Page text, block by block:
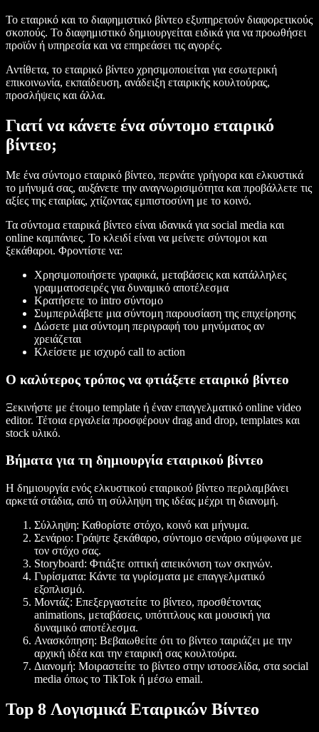
Το εταιρικό και το διαφημιστικό βίντεο εξυπηρετούν διαφορετικούς
σκοπούς. Το διαφημιστικό δημιουργείται ειδικά για να προωθήσει
προϊόν ή υπηρεσία και να επηρεάσει τις αγορές.
Αντίθετα, το εταιρικό βίντεο χρησιμοποιείται για εσωτερική
επικοινωνία, εκπαίδευση, ανάδειξη εταιρικής κουλτούρας,
προσλήψεις και άλλα.
Γιατί να κάνετε ένα σύντομο εταιρικό
βίντεο;
Με ένα σύντομο εταιρικό βίντεο, περνάτε γρήγορα και ελκυστικά
το μήνυμά σας, αυξάνετε την αναγνωρισιμότητα και προβάλλετε τις
αξίες της εταιρίας, χτίζοντας εμπιστοσύνη με το κοινό.
Τα σύντομα εταιρικά βίντεο είναι ιδανικά για social media και
online καμπάνιες. Το κλειδί είναι να μείνετε σύντομοι και
ξεκάθαροι. Φροντίστε να:
Χρησιμοποιήσετε γραφικά, μεταβάσεις και κατάλληλες
γραμματοσειρές για δυναμικό αποτέλεσμα
Κρατήσετε το intro σύντομο
Συμπεριλάβετε μια σύντομη παρουσίαση της επιχείρησης
Δώσετε μια σύντομη περιγραφή του μηνύματος αν
χρειάζεται
Κλείσετε με ισχυρό call to action
Ο καλύτερος τρόπος να φτιάξετε εταιρικό βίντεο
Ξεκινήστε με έτοιμο template ή έναν επαγγελματικό online video
editor. Τέτοια εργαλεία προσφέρουν drag and drop, templates και
stock υλικό.
Βήματα για τη δημιουργία εταιρικού βίντεο
Η δημιουργία ενός ελκυστικού εταιρικού βίντεο περιλαμβάνει
αρκετά στάδια, από τη σύλληψη της ιδέας μέχρι τη διανομή.
Σύλληψη: Καθορίστε στόχο, κοινό και μήνυμα.
Σενάριο: Γράψτε ξεκάθαρο, σύντομο σενάριο σύμφωνα με
τον στόχο σας.
Storyboard: Φτιάξτε οπτική απεικόνιση των σκηνών.
Γυρίσματα: Κάντε τα γυρίσματα με επαγγελματικό
εξοπλισμό.
Μοντάζ: Επεξεργαστείτε το βίντεο, προσθέτοντας
animations, μεταβάσεις, υπότιτλους και μουσική για
δυναμικό αποτέλεσμα.
Ανασκόπηση: Βεβαιωθείτε ότι το βίντεο ταιριάζει με την
αρχική ιδέα και την εταιρική σας κουλτούρα.
Διανομή: Μοιραστείτε το βίντεο στην ιστοσελίδα, στα social
media όπως το TikTok ή μέσω email.
Top 8 Λογισμικά Εταιρικών Βίντεο